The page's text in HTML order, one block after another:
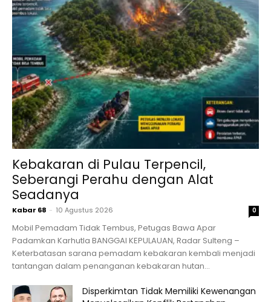
Kebakaran di Pulau Terpencil,
Seberangi Perahu dengan Alat
Seadanya
Kabar 68 - 10 Agustus 2026 0
Mobil Pemadam Tidak Tembus, Petugas Bawa Apar
Padamkan Karhutla BANGGAI KEPULAUAN, Radar Sulteng –
Keterbatasan sarana pemadam kebakaran kembali menjadi
tantangan dalam penanganan kebakaran hutan...
Disperkimtan Tidak Memiliki Kewenangan